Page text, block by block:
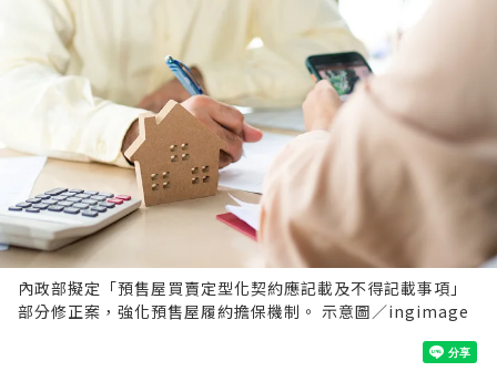
內政部擬定「預售屋買賣定型化契約應記載及不得記載事項」
部分修正案，強化預售屋履約擔保機制。 示意圖／ingimage